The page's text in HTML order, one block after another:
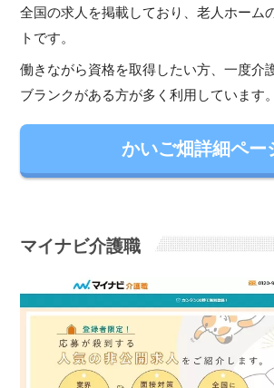
全国の求人を掲載しており、老人ホーム
トです。
働きながら資格を取得したい方、一度介
ブランクがある方が多く利用しています。
かいご畑詳細ペー
マイナビ介護職